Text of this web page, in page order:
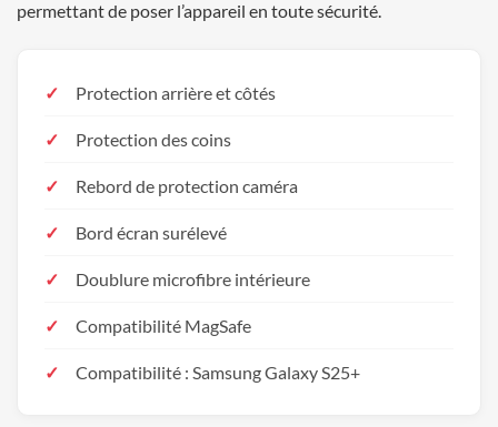
permettant de poser l’appareil en toute sécurité.
Protection arrière et côtés
Protection des coins
Rebord de protection caméra
Bord écran surélevé
Doublure microfibre intérieure
Compatibilité MagSafe
Compatibilité : Samsung Galaxy S25+